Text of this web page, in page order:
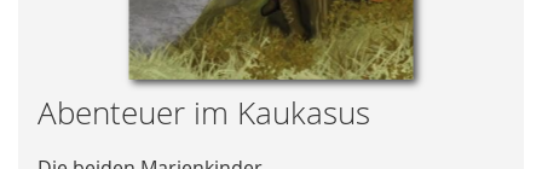
Skip
to
the
Abenteuer im Kaukasus